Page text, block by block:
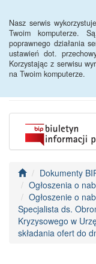
Nasz serwis
Twoim komputerze.
poprawnego działania
ustawień dot.
Korzystając z serwisu
na Twoim komputerze.
BIP -
Dokumenty
Ogłoszenia o
Ogłoszenie o
Specjalista ds.
Kryzysowego w
składania ofert do